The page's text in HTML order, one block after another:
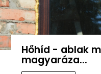
Hőhíd - ablak
magyaráza...